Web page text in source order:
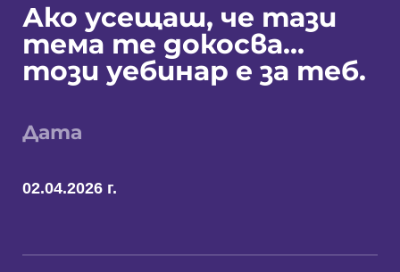
Ако усещаш, че тази
тема те докосва…
този уебинар е за теб.
Дата
02.04.2026 г.